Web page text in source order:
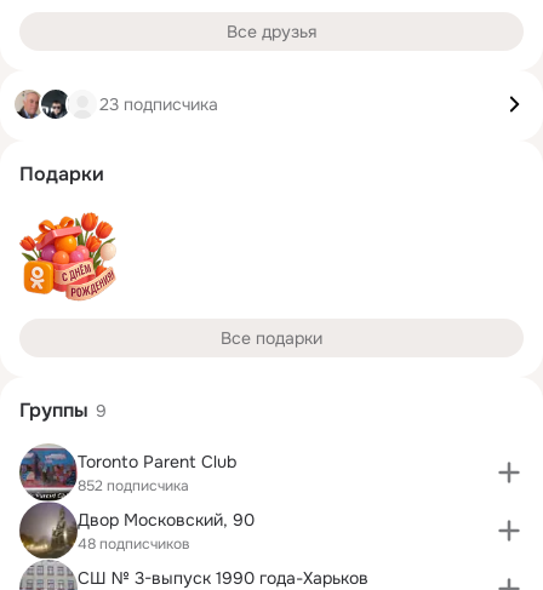
Все друзья
23 подписчика
Подарки
Все подарки
Группы 9
Toronto Parent Club
852 подписчика
Двор Московский, 90
48 подписчиков
СШ № 3-выпуск 1990 года-Харьков